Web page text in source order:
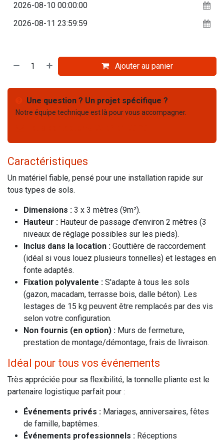
Ajouter au panier
Une question ? Un projet spécifique ?
Notre équipe technique est là pour vous accompagner.
Caractéristiques
Un matériel fiable, pensé pour une installation rapide sur
tous types de sols.
Dimensions : 3 x 3 mètres (9m²).
Hauteur : Hauteur de passage d'environ 2 mètres (3
niveaux de réglage possibles sur les pieds).
Inclus dans la location : Gouttière de raccordement
(idéal si vous louez plusieurs tonnelles) et lestages en
fonte adaptés.
Fixation polyvalente : S'adapte à tous les sols
(gazon, macadam, terrasse bois, dalle béton). Les
lestages de 15 kg peuvent être remplacés par des vis
selon votre configuration.
Non fournis (en option) : Murs de fermeture,
prestation de montage/démontage, frais de livraison.
Idéal pour tous vos événements
Très appréciée pour sa flexibilité, la tonnelle pliante est le
partenaire logistique parfait pour :
Événements privés : Mariages, anniversaires, fêtes
de famille, baptêmes.
Événements professionnels : Réceptions